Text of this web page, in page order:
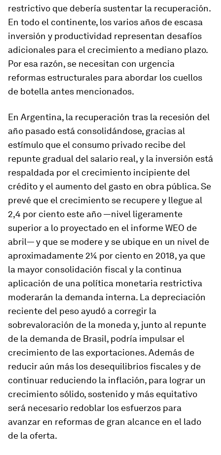
restrictivo que debería sustentar la recuperación.
En todo el continente, los varios años de escasa
inversión y productividad representan desafíos
adicionales para el crecimiento a mediano plazo.
Por esa razón, se necesitan con urgencia
reformas estructurales para abordar los cuellos
de botella antes mencionados.
En Argentina, la recuperación tras la recesión del
año pasado está consolidándose, gracias al
estímulo que el consumo privado recibe del
repunte gradual del salario real, y la inversión está
respaldada por el crecimiento incipiente del
crédito y el aumento del gasto en obra pública. Se
prevé que el crecimiento se recupere y llegue al
2,4 por ciento este año —nivel ligeramente
superior a lo proyectado en el informe WEO de
abril— y que se modere y se ubique en un nivel de
aproximadamente 2¼ por ciento en 2018, ya que
la mayor consolidación fiscal y la continua
aplicación de una política monetaria restrictiva
moderarán la demanda interna. La depreciación
reciente del peso ayudó a corregir la
sobrevaloración de la moneda y, junto al repunte
de la demanda de Brasil, podría impulsar el
crecimiento de las exportaciones. Además de
reducir aún más los desequilibrios fiscales y de
continuar reduciendo la inflación, para lograr un
crecimiento sólido, sostenido y más equitativo
será necesario redoblar los esfuerzos para
avanzar en reformas de gran alcance en el lado
de la oferta.